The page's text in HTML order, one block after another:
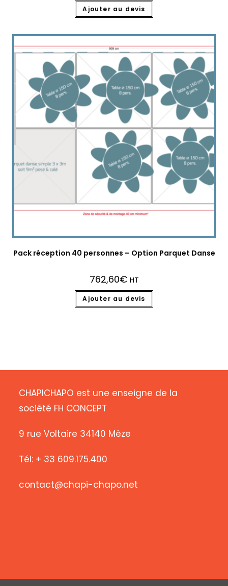
Ajouter au devis
Pack réception 40 personnes – Option Parquet Danse
762,60€ HT
Ajouter au devis
CHAPICHAPO est une enseigne de la
société FH CONCEPT
9 rue Voltaire 34140 Mèze
Tél: + 33 609.175.400
contact@chapi-chapo.net